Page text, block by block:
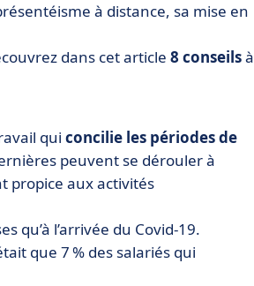
à distance, sa mise en
dans cet article 8 conseilsà
qui concilie les périodes de
peuvent se dérouler à
propice aux activités
qu’à l’arrivée du Covid-19.
que 7 % des salariés qui